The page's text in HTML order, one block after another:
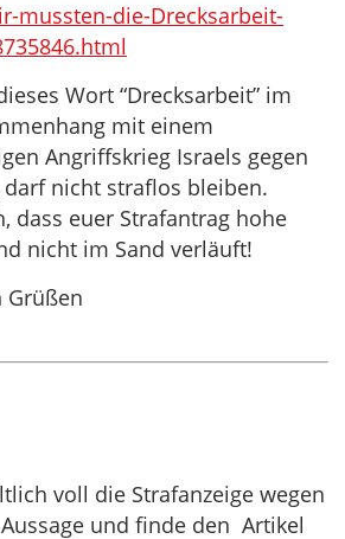
mussten-die-Drecksarbeit-
Wort “Drecksarbeit” im
mit einem
Angriffskrieg Israels gegen
nicht straflos bleiben.
dass euer Strafantrag hohe
nicht im Sand verläuft!
voll die Strafanzeige wegen
und finde den Artikel